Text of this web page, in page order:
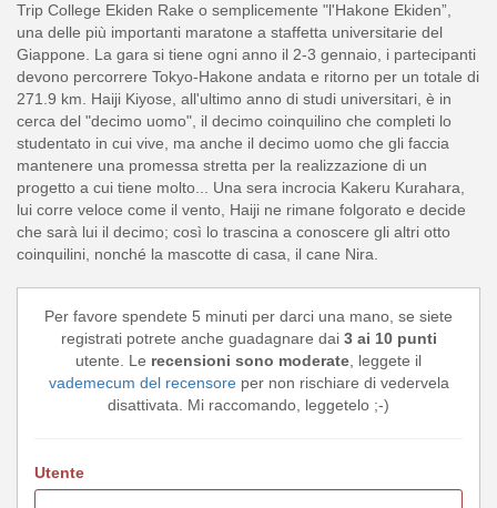
Trip College Ekiden Rake o semplicemente "l'Hakone Ekiden”,
una delle più importanti maratone a staffetta universitarie del
Giappone. La gara si tiene ogni anno il 2-3 gennaio, i partecipanti
devono percorrere Tokyo-Hakone andata e ritorno per un totale di
271.9 km. Haiji Kiyose, all'ultimo anno di studi universitari, è in
cerca del "decimo uomo", il decimo coinquilino che completi lo
studentato in cui vive, ma anche il decimo uomo che gli faccia
mantenere una promessa stretta per la realizzazione di un
progetto a cui tiene molto... Una sera incrocia Kakeru Kurahara,
lui corre veloce come il vento, Haiji ne rimane folgorato e decide
che sarà lui il decimo; così lo trascina a conoscere gli altri otto
coinquilini, nonché la mascotte di casa, il cane Nira.
Per favore spendete 5 minuti per darci una mano, se siete
registrati potrete anche guadagnare dai 3 ai 10 punti
utente. Le recensioni sono moderate, leggete il
vademecum del recensoreper non rischiare di vedervela
disattivata. Mi raccomando, leggetelo ;-)
Utente